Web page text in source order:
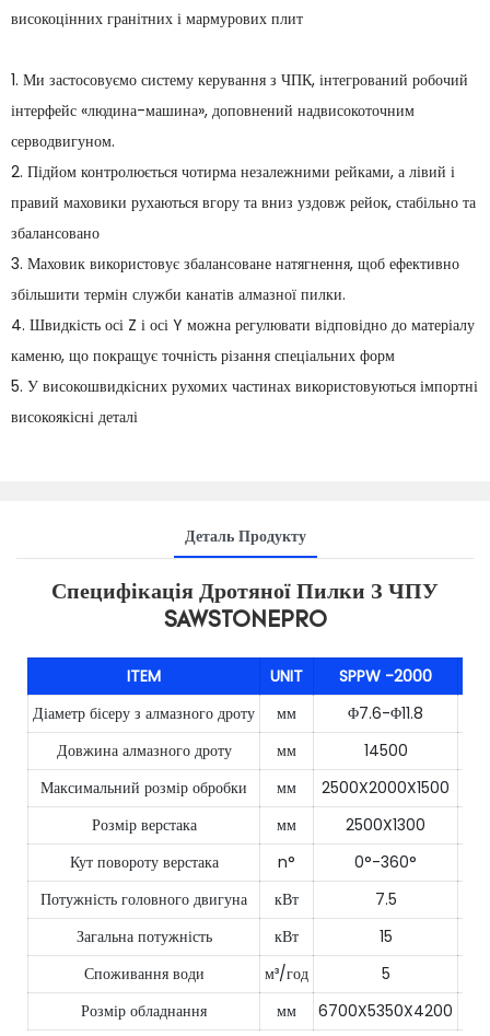
високоцінних гранітних і мармурових плит
1. Ми застосовуємо систему керування з ЧПК, інтегрований робочий
інтерфейс «людина-машина», доповнений надвисокоточним
серводвигуном.
2. Підйом контролюється чотирма незалежними рейками, а лівий і
правий маховики рухаються вгору та вниз уздовж рейок, стабільно та
збалансовано
3. Маховик використовує збалансоване натягнення, щоб ефективно
збільшити термін служби канатів алмазної пилки.
4. Швидкість осі Z і осі Y можна регулювати відповідно до матеріалу
каменю, що покращує точність різання спеціальних форм
5. У високошвидкісних рухомих частинах використовуються імпортні
високоякісні деталі
Деталь Продукту
Специфікація Дротяної Пилки З ЧПУ
SAWSTONEPRO
ITEM UNIT SPPW -2000
Діаметр бісеру з алмазного дроту
мм
Φ7.6-Φ11.8
Довжина алмазного дроту
мм
14500
Максимальний розмір обробки
мм 2500X2000X1500
Розмір верстака
мм
2500X1300
Кут повороту верстака
n°
0°-360°
Потужність головного двигуна
кВт
7.5
Загальна потужність
кВт
15
Споживання води
м³/год
5
Розмір обладнання
мм 6700X5350X4200